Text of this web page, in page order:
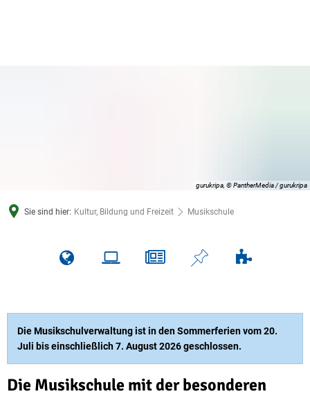
gurukripa, © PantherMedia / gurukripa
Sie sind hier: Kultur, Bildung und Freizeit Musikschule
Musikschule
Die Musikschulverwaltung ist in den Sommerferien vom 20.
Juli bis einschließlich 7. August 2026 geschlossen.
Die Musikschule mit der besonderen